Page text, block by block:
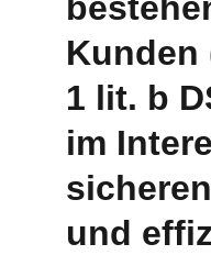
Kunden
1 lit. b
im
und